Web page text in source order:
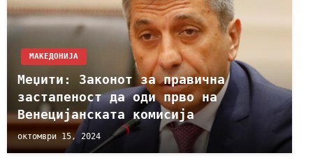
МАКЕДОНИЈА
Меџити: Законот за правична
застапеност да оди прво на
Венецијанската комисија
октомври 15, 2024